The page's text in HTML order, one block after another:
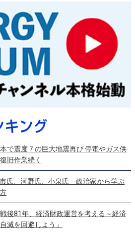
本で震度７の巨大地震再び 停電やガス供
旧作業続く
市氏、河野氏、小泉氏―政治家から学ぶ
戦後81年、経済財政運営を考える～経済
滅を回避しよう」